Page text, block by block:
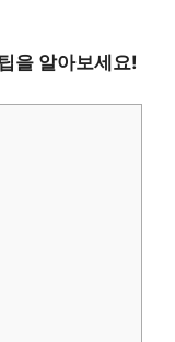
을 알아보세요!